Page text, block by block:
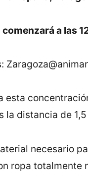
comenzará a las
esta
la distancia de
necesario
ropa totalmente